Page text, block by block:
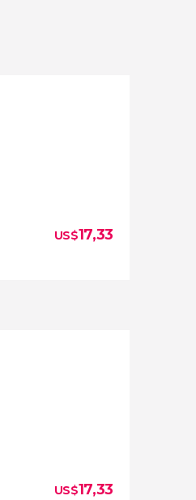
US$17,33
US$17,33